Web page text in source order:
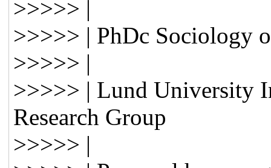
>>>>> |
>>>>> | PhDc Sociology
>>>>> |
>>>>> | Lund University
Research Group
>>>>> |